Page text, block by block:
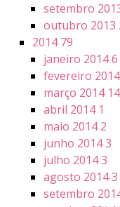
setembro
outubro 2013
201479
janeiro 20146
fevereiro 2014
março 2014 14
abril 2014 1
maio 20142
junho 20143
julho 20143
agosto 20143
setembro